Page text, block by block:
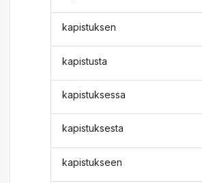
kapistuksen
kapistusta
kapistuksessa
kapistuksesta
kapistukseen